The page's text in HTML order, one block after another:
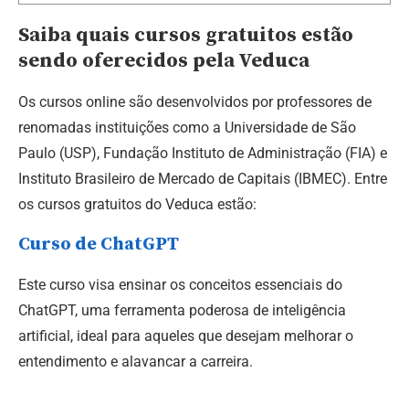
Saiba quais cursos gratuitos estão
sendo oferecidos pela Veduca
Os cursos online são desenvolvidos por professores de
renomadas instituições como a Universidade de São
Paulo (USP), Fundação Instituto de Administração (FIA) e
Instituto Brasileiro de Mercado de Capitais (IBMEC). Entre
os cursos gratuitos do Veduca estão:
Curso de ChatGPT
Este curso visa ensinar os conceitos essenciais do
ChatGPT, uma ferramenta poderosa de inteligência
artificial, ideal para aqueles que desejam melhorar o
entendimento e alavancar a carreira.